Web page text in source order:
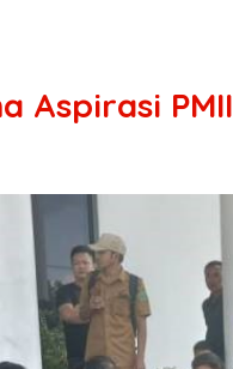
Aspirasi PMII